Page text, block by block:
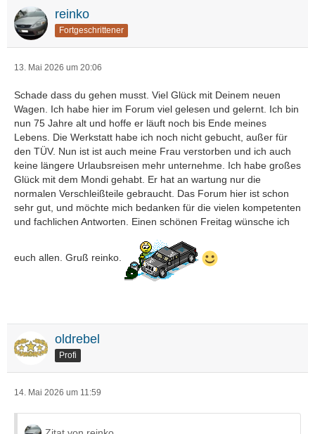
reinko
Fortgeschrittener
13. Mai 2026 um 20:06
Schade dass du gehen musst. Viel Glück mit Deinem neuen
Wagen. Ich habe hier im Forum viel gelesen und gelernt. Ich bin
nun 75 Jahre alt und hoffe er läuft noch bis Ende meines
Lebens. Die Werkstatt habe ich noch nicht gebucht, außer für
den TÜV. Nun ist ist auch meine Frau verstorben und ich auch
keine längere Urlaubsreisen mehr unternehme. Ich habe großes
Glück mit dem Mondi gehabt. Er hat an wartung nur die
normalen Verschleißteile gebraucht. Das Forum hier ist schon
sehr gut, und möchte mich bedanken für die vielen kompetenten
und fachlichen Antworten. Einen schönen Freitag wünsche ich
euch allen. Gruß reinko.
oldrebel
Profi
14. Mai 2026 um 11:59